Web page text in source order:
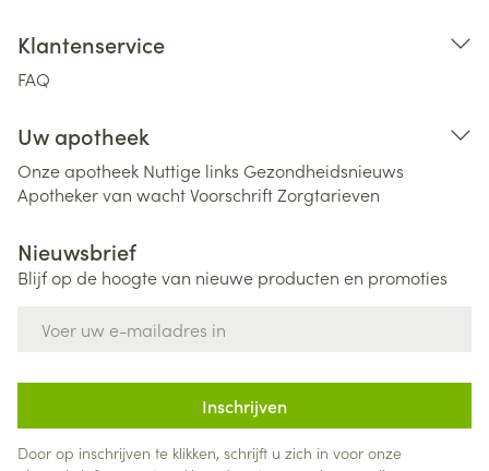
Klantenservice
FAQ
Uw apotheek
Onze apotheek Nuttige links Gezondheidsnieuws
Apotheker van wachtVoorschriftZorgtarieven
Nieuwsbrief
Blijf op de hoogte van nieuwe producten en promoties
Inschrijven
Door op inschrijven te klikken, schrijft u zich in voor onze